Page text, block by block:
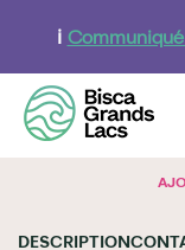
principal
ℹ️
DESCRIPTION